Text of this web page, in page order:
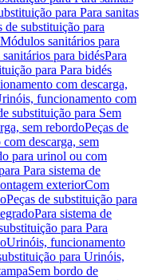
para Para sanitas
de substituição para
Módulos sanitários para
para bidésPara
para Para bidés
com descarga,
funcionamento com
substituição para Sem
sem rebordoPeças de
descarga, sem
para urinol ou com
Para sistema de
exteriorCom
Peças de substituição para
Para sistema de
para Para
Urinóis, funcionamento
para Urinóis,
Sem bordo de